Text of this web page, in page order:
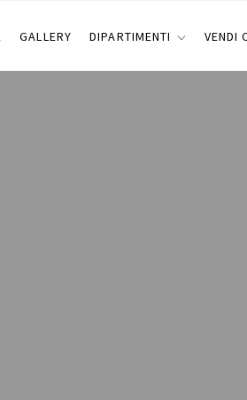
GALLERY DIPARTIMENTI VENDI